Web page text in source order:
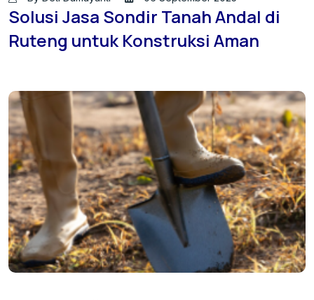
Solusi Jasa Sondir Tanah Andal di
Ruteng untuk Konstruksi Aman